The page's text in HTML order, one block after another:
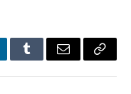
TumblrEmail Copy